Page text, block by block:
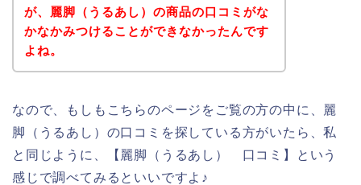
が、麗脚（うるあし）の商品の口コミがな
かなかみつけることができなかったんです
よね。
なので、もしもこちらのページをご覧の方の中に、麗
脚（うるあし）の口コミを探している方がいたら、私
と同じように、【麗脚（うるあし） 口コミ】という
感じで調べてみるといいですよ♪